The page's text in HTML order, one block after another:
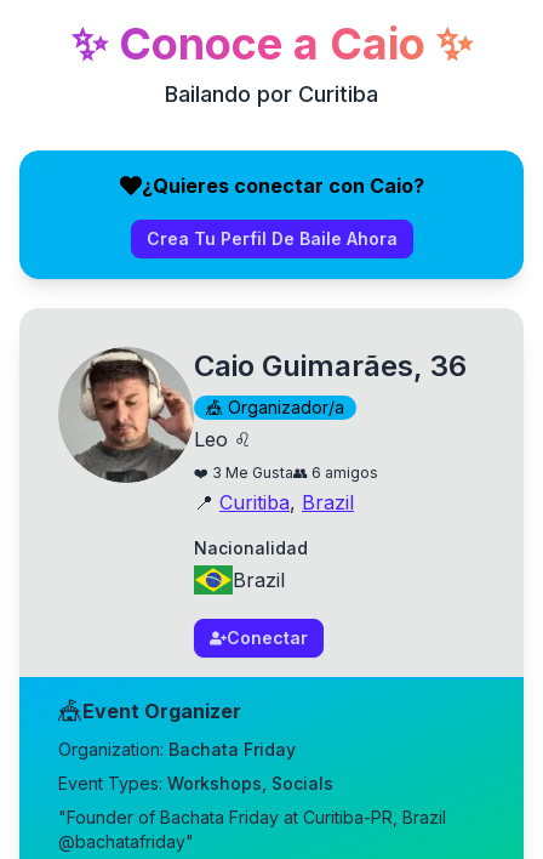
✨ Conoce a Caio ✨
Bailando por Curitiba
¿Quieres conectar con Caio?
Crea Tu Perfil De Baile Ahora
Caio Guimarães, 36
🎪 Organizador/a
Leo ♌
❤️ 3 Me Gusta👥 6 amigos
📍 Curitiba, Brazil
Nacionalidad
Brazil
Conectar
🎪Event Organizer
Organization: Bachata Friday
Event Types: Workshops, Socials
"Founder of Bachata Friday at Curitiba-PR, Brazil
@bachatafriday"